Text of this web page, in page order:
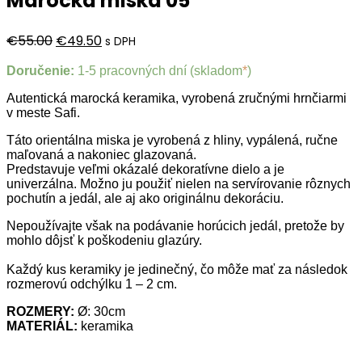
€55.00 Pôvodná
bola:
€55.00.
€49.50Aktuálna
je:
€49.50.
s DPH
Doručenie: 1-5 pracovných dní (skladom*)
Autentická marocká keramika, vyrobená zručnými hrnčiarmi
v meste Safi.
Táto orientálna miska je vyrobená z hliny, vypálená, ručne
maľovaná a nakoniec glazovaná.
Predstavuje veľmi okázalé dekoratívne dielo a je
univerzálna. Možno ju použiť nielen na servírovanie rôznych
pochutín a jedál, ale aj ako originálnu dekoráciu.
Nepoužívajte však na podávanie horúcich jedál, pretože by
mohlo dôjsť k poškodeniu glazúry.
Každý kus keramiky je jedinečný, čo môže mať za následok
rozmerovú odchýlku 1 – 2 cm.
ROZMERY: Ø: 30cm
MATERIÁL: keramika